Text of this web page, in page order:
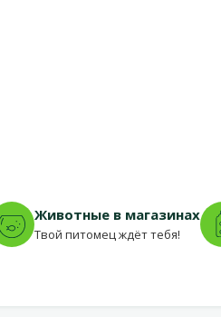
Животные в магазинах
Твой питомец ждёт тебя!